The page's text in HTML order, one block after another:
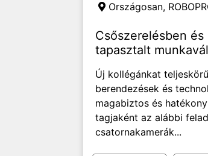
Országosan,
Csőszerelésben
tapasztalt
Új kollégánkat
berendezések és
magabiztos és
tagjaként az alábbi
csatornakamerák...